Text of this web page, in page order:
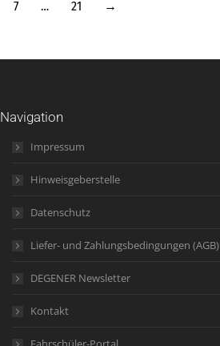
7 … 21 →
Navigation
Impressum
Hinweisgeberstelle
Datenschutz
Liefer- und Zahlungsbedingungen (AGB)
DEGENER Newsletter
Kontakt